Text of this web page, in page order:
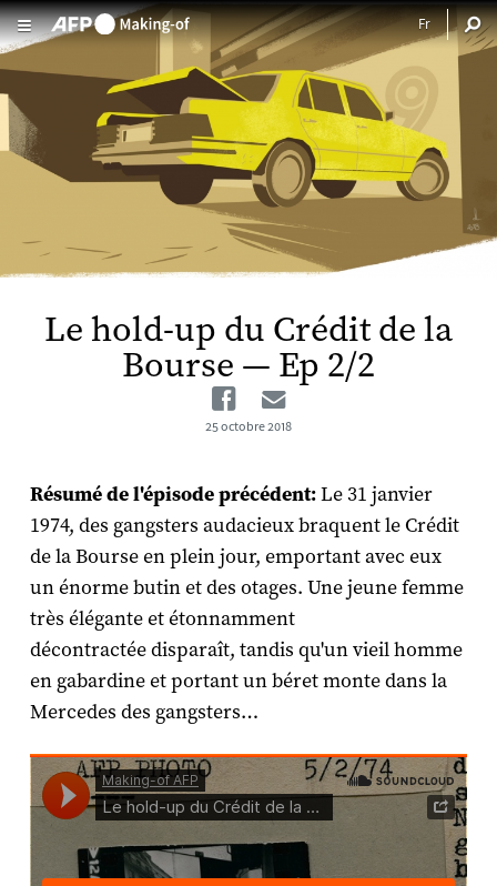
Aller au contenu principal
Le hold-up du Crédit de la
Bourse — Ep 2/2
Facebook
25 octobre 2018
Résumé de l'épisode précédent:Le 31 janvier
1974, des gangsters audacieux braquent le Crédit
de la Bourse en plein jour, emportant avec eux
un énorme butin et des otages. Une jeune femme
très élégante et étonnamment
décontractée disparaît, tandis qu'un vieil homme
en gabardine et portant un béret monte dans la
Mercedes des gangsters…